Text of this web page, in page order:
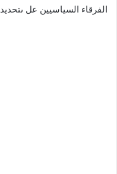
الفرقاء السياسيين عل